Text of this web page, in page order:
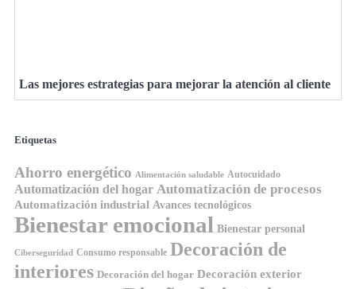
Las mejores estrategias para mejorar la atención al cliente
Etiquetas
Ahorro energético Alimentación saludable Autocuidado
Automatización del hogar Automatización de procesos
Automatización industrial Avances tecnológicos
Bienestar emocional Bienestar personal
Ciberseguridad Consumo responsable Decoración de
interiores Decoración del hogar Decoración exterior